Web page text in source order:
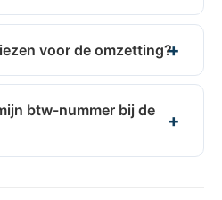
voor de omzetting?
btw-nummer bij de